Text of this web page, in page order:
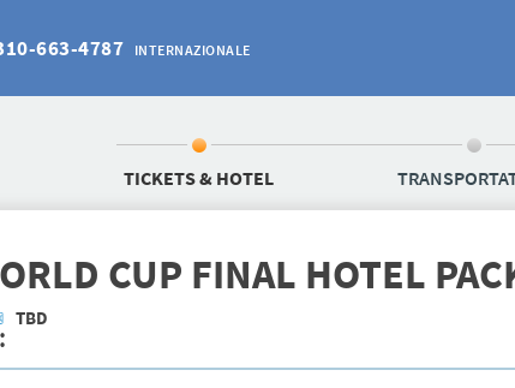
663-4787 INTERNAZIONALE
TICKETS & HOTEL
CUP FINAL HOTEL
TBD